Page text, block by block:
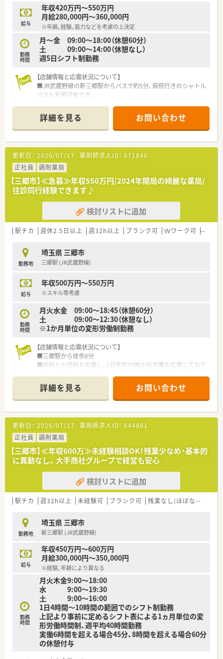
薬剤師は常勤9名、非常勤1名が在籍。新入社員からベテランの社
員まで幅広い年齢層の方が活躍しています。
また、調剤薬局としてはとても貴重な17時台の終業！ご家庭を大
切にしたい方にもとてもおすすめの環境です
給与
年収420万円～550万円
月給280,000円～360,000円
※年齢、経験、能力などを考慮の上決定
勤務
時間
月～金 09:00～18:00（休憩60分）
土 09:00～14:00（休憩なし）
週5日シフト制勤務
【店舗情報と応需状況について】
■JR武蔵野線の新三郷駅からバスで約5分、病院行きのシャトル
バスも利用可能です。
です。
■総合病院の門前として多様な科目に対応しております
【法人特徴について】
■首都圏に調剤薬局を展開しており、その8割が総合病院の門前
です。
■社員の半数以上が5年以上勤務しており、非常に定着率が高い
ことが特徴の企業です。
■在宅医療にも専門部署を設けて積極的に取り組んでおり、地域
医療に深く貢献しています。
【勤務実態について】
■週の所定労働時間は短めに設定されており、終業時間も早めで
す。
休暇も取りやすいです。
【職場環境と雰囲気】
ける環境が整っています。
■ライフワークバランスを大切にする社風で、皆が明るく楽しく
■最新の調剤機器を積極的に導入し、薬剤師が安全かつ効率的に
働けるよう支援しています。
詳細を見る お問い合わせ
更新日： 2026/07/17 薬剤師求人ID： 671840
正社員
調剤薬局
【三郷市】≪急募≫年収550万円/2024年開局の綺麗な薬局/
往診同行経験できます♪
検討リストに追加
駅チカ 週休2.5日以上 週32h以上 ブランク可 Ｗワーク可 残業
勤務地
埼玉県 三郷市
三郷駅 (JR武蔵野線)
給与
年収500万円～550万円
※スキル等考慮
勤務
時間
月火水金 09:00～18:45（休憩60分）
土 09:00～12:30（休憩なし）
※1か月単位の変形労働制勤務
【店舗情報と応需状況について】
■三郷駅から徒歩8分
■内科と小児科を応需し、1日平均30枚の処方箋を応需しており
■薬剤師は常勤1名とパート1名、医療事務員3名が在籍し協力し
合って業務を行っています
【募集背景と求める人物像について】
■今回は常勤薬剤師の退職に伴う欠員募集です
■患者様や医療従事者の手助けをしたいという思いに共感でき
る方をお待ちしております
■在宅医療へ積極的に取り組んでいるため、在宅業務に興味のあ
る方や経験者を歓迎いたします
【こんな会社です】
■2018年に設立された企業です
■多様な働き方実践ゴールド認定企業で、現在はプラチナ認定を
目指している成長企業です
サポートしています。
■可能な限り医療機関の往診に同行し、連携を密にして医療を提
供しています。
■ご施設ごとに合わせた薬作りを行い、入居されている方々の健
康をきめ細やかに支援しています
【こんな方にオススメ】
■在宅医療に興味があり、実践的な経験を積んでスキルアップし
たい方にオススメです
詳細を見る お問い合わせ
更新日： 2026/07/17 薬剤師求人ID： 644861
正社員
調剤薬局
【三郷市】≪年収600万≫未経験相談OK！残業少なめ・基本的
に異動なし。大手商社グループで経営も安心
検討リストに追加
駅チカ 週32h以上 未経験可 ブランク可 残業なし(ほぼなし含む)
勤務地
埼玉県 三郷市
新三郷駅 (JR武蔵野線)
給与
年収450万円～600万円
月給300,000円～350,000円
※経験、年齢により異なる
勤務
時間
月火木金9:00～18:00
水 9:00～19:30
土 9:00～16:00
1日4時間～10時間の範囲でのシフト制勤務
上記より事前に定めるシフト表による1ヵ月単位の変
形労働時間制、週平均40時間勤務
実働6時間を超える場合45分、8時間を超える場合60分
の休憩付与